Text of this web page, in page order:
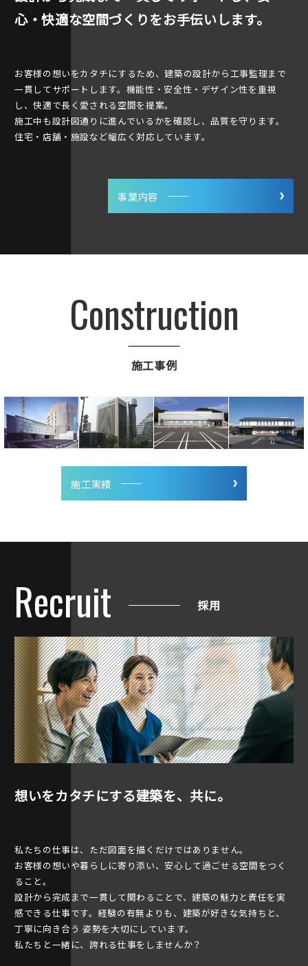
心・快適な空間づくりをお手伝いします。
お客様の想いをカタチにするため、建築の設計から工事監理まで
一貫してサポートします。機能性・安全性・デザイン性を重視
し、快適で長く愛される空間を提案。
施工中も設計図通りに進んでいるかを確認し、品質を守ります。
住宅・店舗・施設など幅広く対応しています。
事業内容
Construction
施工事例
施工実績
Recruit 採用
想いをカタチにする建築を、共に。
私たちの仕事は、ただ図面を描くだけではありません。
お客様の想いや暮らしに寄り添い、安心して過ごせる空間をつく
ること。
設計から完成まで一貫して関わることで、建築の魅力と責任を実
感できる仕事です。経験の有無よりも、建築が好きな気持ちと、
丁寧に向き合う 姿勢を大切にしています。
私たちと一緒に、誇れる仕事をしませんか？